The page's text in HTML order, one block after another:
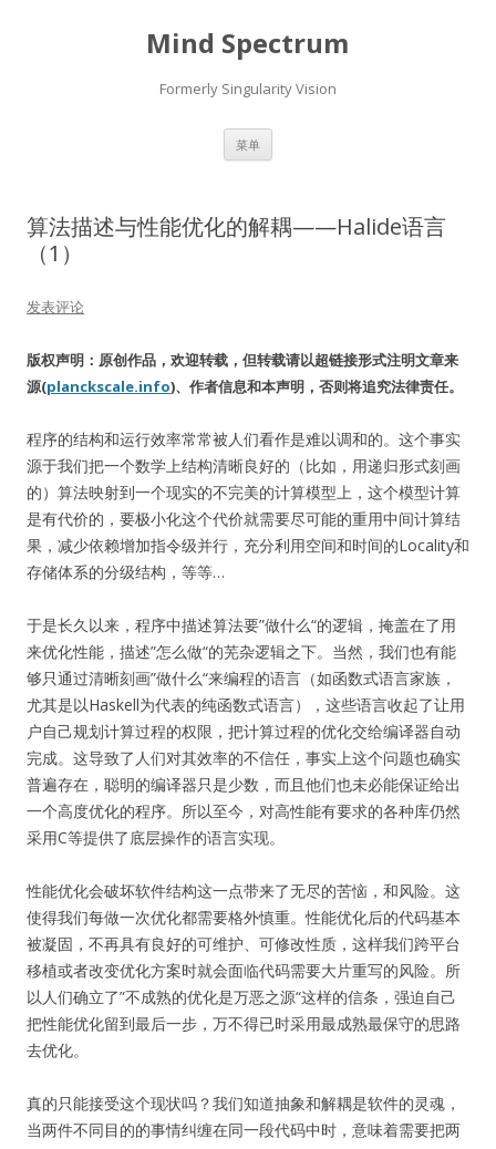
Mind Spectrum
Formerly Singularity Vision
菜单
算法描述与性能优化的解耦——Halide语言
（1）
发表评论
版权声明：原创作品，欢迎转载，但转载请以超链接形式注明文章来
源(planckscale.info)、作者信息和本声明，否则将追究法律责任。
程序的结构和运行效率常常被人们看作是难以调和的。这个事实
源于我们把一个数学上结构清晰良好的（比如，用递归形式刻画
的）算法映射到一个现实的不完美的计算模型上，这个模型计算
是有代价的，要极小化这个代价就需要尽可能的重用中间计算结
果，减少依赖增加指令级并行，充分利用空间和时间的Locality和
存储体系的分级结构，等等…
于是长久以来，程序中描述算法要”做什么“的逻辑，掩盖在了用
来优化性能，描述”怎么做“的芜杂逻辑之下。当然，我们也有能
够只通过清晰刻画”做什么“来编程的语言（如函数式语言家族，
尤其是以Haskell为代表的纯函数式语言），这些语言收起了让用
户自己规划计算过程的权限，把计算过程的优化交给编译器自动
完成。这导致了人们对其效率的不信任，事实上这个问题也确实
普遍存在，聪明的编译器只是少数，而且他们也未必能保证给出
一个高度优化的程序。所以至今，对高性能有要求的各种库仍然
采用C等提供了底层操作的语言实现。
性能优化会破坏软件结构这一点带来了无尽的苦恼，和风险。这
使得我们每做一次优化都需要格外慎重。性能优化后的代码基本
被凝固，不再具有良好的可维护、可修改性质，这样我们跨平台
移植或者改变优化方案时就会面临代码需要大片重写的风险。所
以人们确立了”不成熟的优化是万恶之源“这样的信条，强迫自己
把性能优化留到最后一步，万不得已时采用最成熟最保守的思路
去优化。
真的只能接受这个现状吗？我们知道抽象和解耦是软件的灵魂，
当两件不同目的的事情纠缠在同一段代码中时，意味着需要把两